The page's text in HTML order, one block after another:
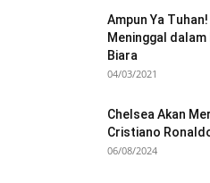
Ampun Ya
Meninggal
Biara
04/03/2021
Chelsea Akan
Cristiano
06/08/2024